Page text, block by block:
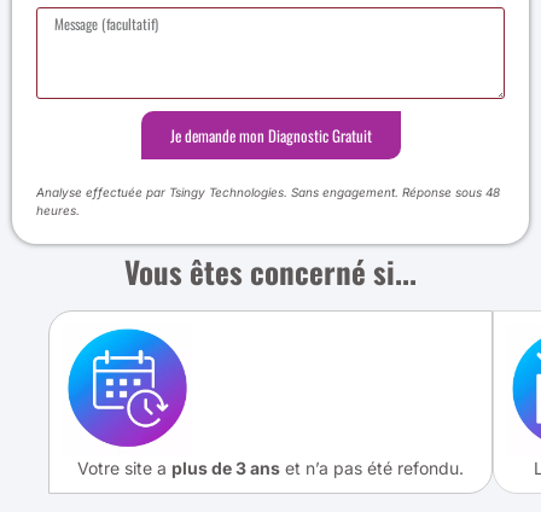
Je demande mon Diagnostic Gratuit
Analyse effectuée par Tsingy Technologies. Sans engagement. Réponse sous 48
heures.
Vous êtes concerné si...
Votre site a plus de 3 ans et n’a pas été refondu.